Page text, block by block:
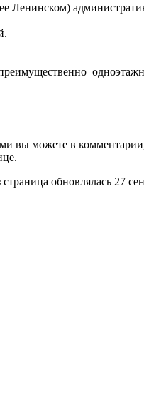
Ленинском)
вы можете в
обновлялась 27